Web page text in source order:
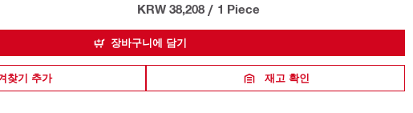
KRW 38,208 / 1 Piece
장바구니에 담기
찾기 추가 재고 확인